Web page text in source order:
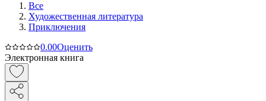
Все
Художественная литература
Приключения
0.00Оценить
Электронная книга